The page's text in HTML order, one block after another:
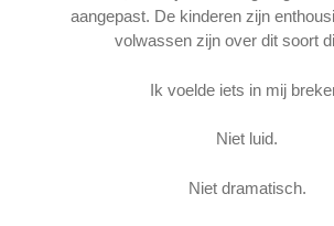
aangepast. De kinderen zijn
volwassen zijn over dit soort
Ik voelde iets in mij
Niet luid.
Niet dramatisch.